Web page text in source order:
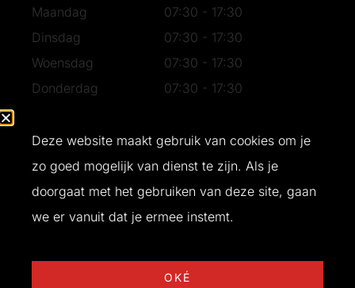
Maandag
07:30 - 17:30
Dinsdag
07:30 - 17:30
Woensdag
07:30 - 17:30
Donderdag
07:30 - 17:30
Zaterdag
07:30 - 16:30
Zondag
Gesloten
Deze website maakt gebruik van cookies om je
zo goed mogelijk van dienst te zijn. Als je
doorgaat met het gebruiken van deze site, gaan
we er vanuit dat je ermee instemt.
OKÉ